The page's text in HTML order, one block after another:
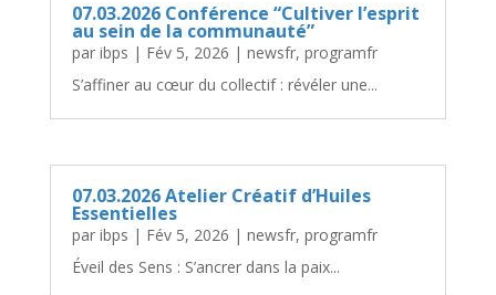
07.03.2026 Conférence “Cultiver l’esprit
au sein de la communauté”
par ibps | Fév 5, 2026 | newsfr, programfr
S’affiner au cœur du collectif : révéler une...
07.03.2026 Atelier Créatif d’Huiles
Essentielles
par ibps | Fév 5, 2026 | newsfr, programfr
Éveil des Sens : S’ancrer dans la paix...